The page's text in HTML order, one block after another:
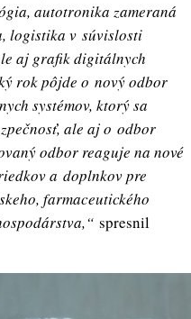
autotronika zameraná
logistika v súvislosti
aj grafik digitálnych
rok pôjde o nový odbor
systémov, ktorý sa
ale aj o odbor
odbor reaguje na nové
a doplnkov pre
farmaceutického
spresnil